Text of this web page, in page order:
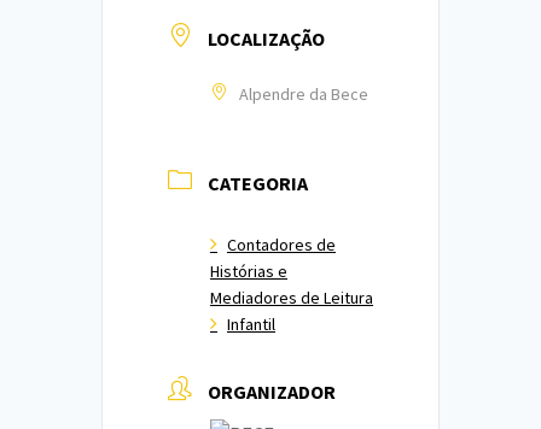
LOCALIZAÇÃO
Alpendre da Bece
CATEGORIA
Contadores de
Histórias e
Mediadores de Leitura
Infantil
ORGANIZADOR